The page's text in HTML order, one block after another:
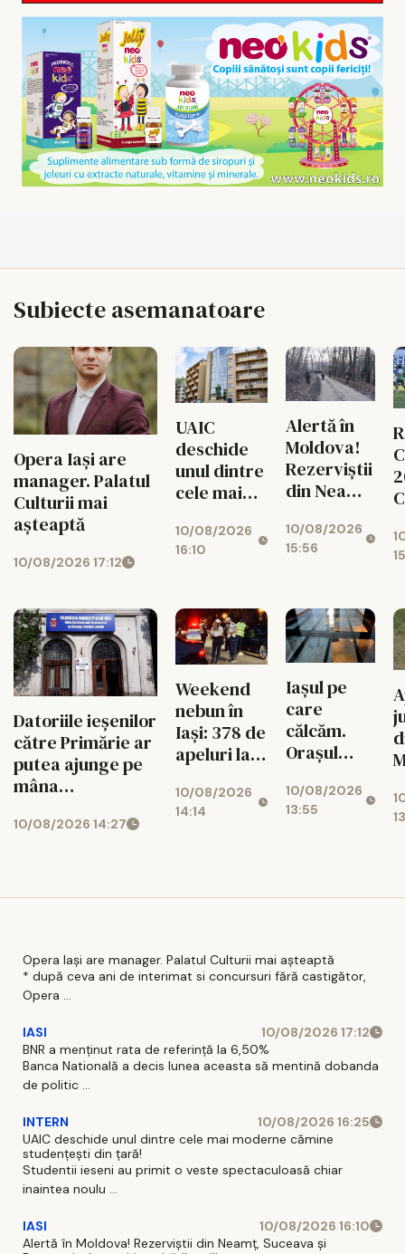
Subiecte asemanatoare
Opera Iași are
manager. Palatul
Culturii mai
așteaptă
10/08/2026 17:12
UAIC
deschide
unul dintre
cele mai
cămine
studențești
10/08/2026
16:10
Alertă în
Moldova!
Rezerviștii
din Neamț,
Botoșani,
chemați în
10/08/2026
15:56
Datoriile ieșenilor
către Primărie ar
putea ajunge pe
mâna
privați
10/08/2026 14:27
Weekend
nebun în
Iași: 378 de
apeluri la
1.100 de
amenzi și
uluitoare
10/08/2026
14:14
Iașul pe
care
călcăm.
Orașul
centrul
vechi
10/08/2026
13:55
Opera Iași are manager. Palatul Culturii mai așteaptă
* după ceva ani de interimat si concursuri fără castigător,
Opera ...
IASI
10/08/2026 17:12
BNR a menținut rata de referință la 6,50%
Banca Natională a decis lunea aceasta să mentină dobanda
de politic ...
INTERN
10/08/2026 16:25
UAIC deschide unul dintre cele mai moderne cămine
studențești din țară!
Studentii ieseni au primit o veste spectaculoasă chiar
inaintea noulu ...
IASI
10/08/2026 16:10
Alertă în Moldova! Rezerviștii din Neamț, Suceava și